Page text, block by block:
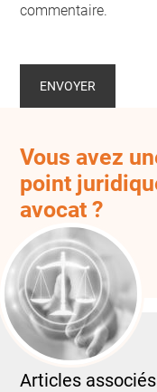
commentaire.
Vous avez
point
avocat ?
Articles associés